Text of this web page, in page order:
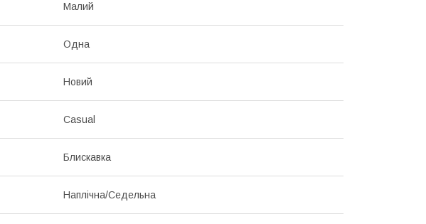
Малий
Одна
Новий
Casual
Блискавка
Наплічна/Седельна